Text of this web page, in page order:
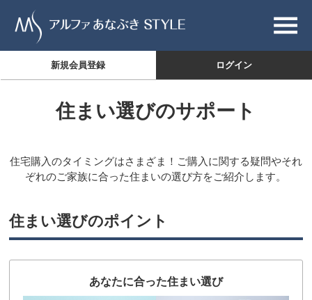
ログイン
新規会員登録
住まい選びのサポート
住宅購入のタイミングはさまざま！ご購入に関する疑問やそれ
ぞれのご家族に合った住まいの選び方をご紹介します。
住まい選びのポイント
あなたに合った住まい選び